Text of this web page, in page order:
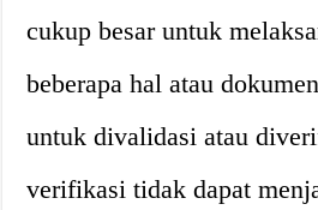
cukup besar untuk
beberapa hal atau
untuk divalidasi atau
verifikasi tidak dapat